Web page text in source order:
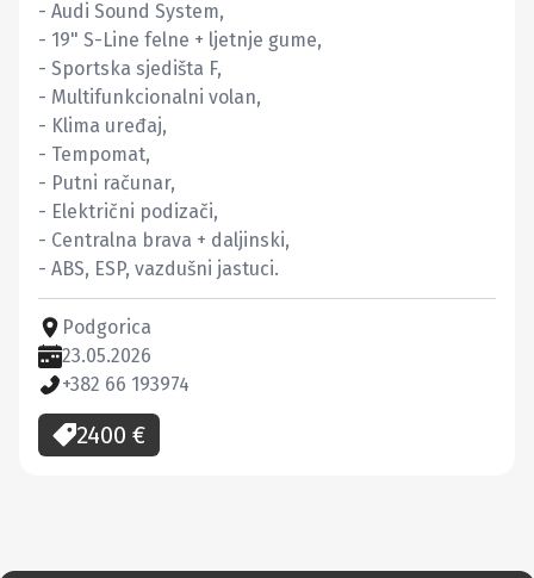
- Audi Sound System,
- 19" S-Line felne + ljetnje gume,
- Sportska sjedišta F,
- Multifunkcionalni volan,
- Klima uređaj,
- Tempomat,
- Putni računar,
- Električni podizači,
- Centralna brava + daljinski,
- ABS, ESP, vazdušni jastuci.
Podgorica
23.05.2026
+382 66 193974
2400 €